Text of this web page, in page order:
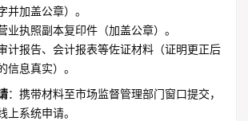
并加盖公章）。
业执照副本复印件（加盖公章）。
计报告、会计报表等佐证材料（证明更正后
信息真实）。
：携带材料至市场监督管理部门窗口提交，
上系统申请。